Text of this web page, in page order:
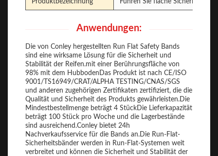
Produktbezeichnung Führen Sie flache
Anwendungen:
Die von Conley hergestellten Run Flat Safety Bands
sind eine wirksame Lösung für die Sicherheit und
Stabilität der Reifen.mit einer Berührungsfläche von
98% mit dem HubbodenDas Produkt ist nach CE/ISO
9001/TS16949/CRAT/ALPHA TESTING/CNAS/SGS
und anderen zugehörigen Zertifikaten zertifiziert, die die
Qualität und Sicherheit des Produkts gewährleisten.Die
Mindestbestellmenge beträgt 4 StückDie Lieferkapazität
beträgt 100 Stück pro Woche und die Lagerbestände
sind ausreichend.Conley bietet 24h
Nachverkaufsservice für die Bands an.Die Run-Flat-
Sicherheitsbänder werden in Run-Flat-Systemen weit
verbreitet und können die Sicherheit und Stabilität der